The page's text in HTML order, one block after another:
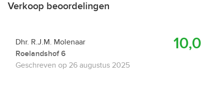
Verkoop beoordelingen
Dhr. R.J.M. Molenaar
Roelandshof 6
Geschreven op 26 augustus 2025
10,0